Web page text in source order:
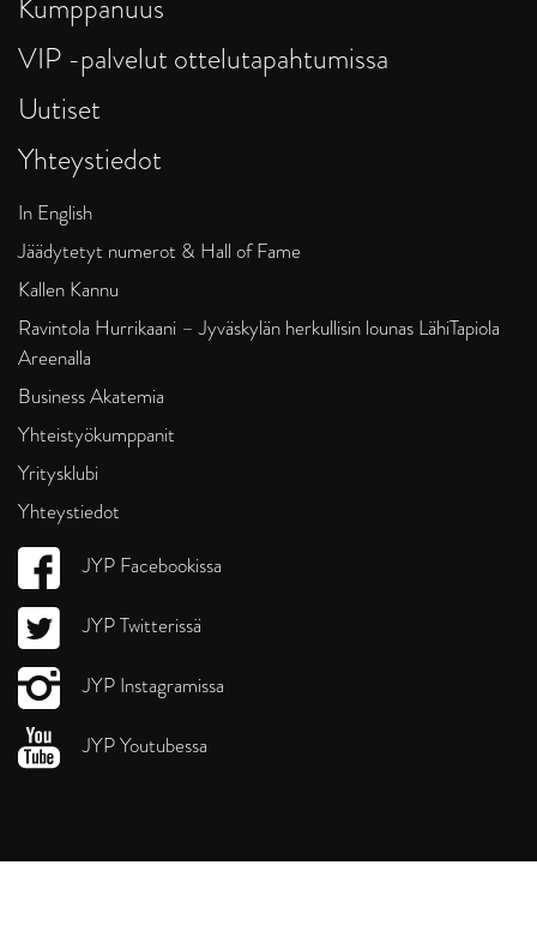
VIP -palvelut ottelutapahtumissa
Uutiset
Yhteystiedot
In English
Jäädytetyt numerot & Hall of Fame
Kallen Kannu
Ravintola Hurrikaani – Jyväskylän herkullisin lounas LähiTapiola
Areenalla
Business Akatemia
Yhteistyökumppanit
Yritysklubi
Yhteystiedot
JYP Facebookissa
JYP Twitterissä
JYP Instagramissa
JYP Youtubessa